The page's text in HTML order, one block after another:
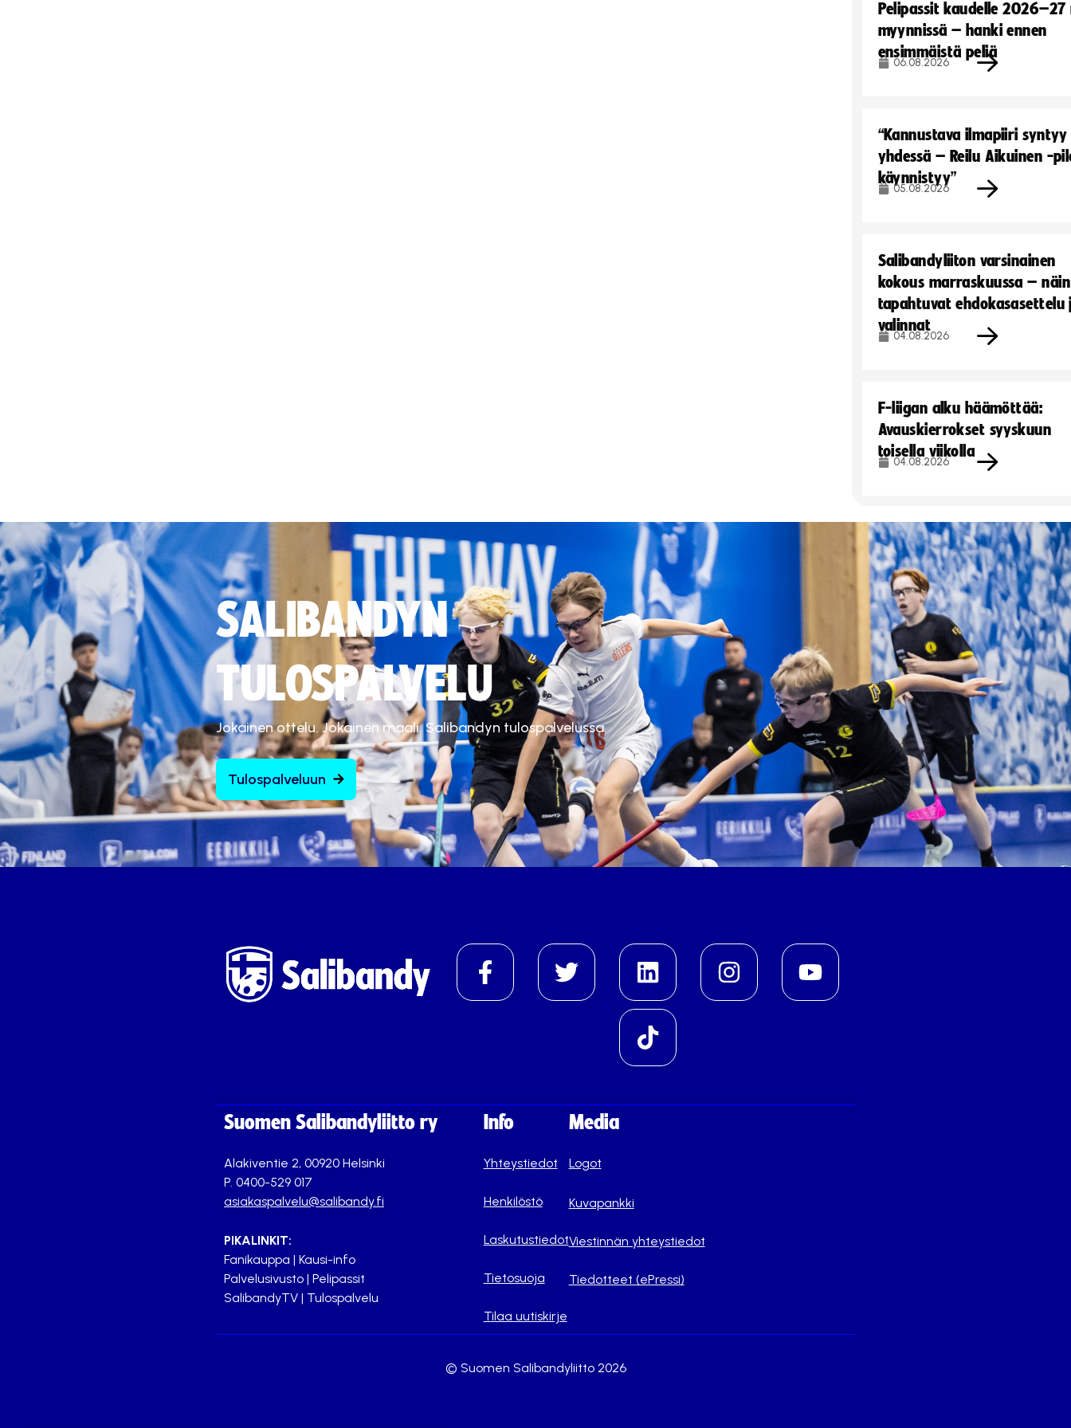
Pelipassit kaudelle
myynnissä – hanki ennen
ensimmäistä peliä
06.08.2026
“Kannustava ilmapiiri syntyy
yhdessä – Reilu Aikuinen -
käynnistyy”
05.08.2026
Salibandyliiton varsinainen
kokous marraskuussa – näin
tapahtuvat ehdokasasettelu
valinnat
04.08.2026
F-liigan alku häämöttää:
Avauskierrokset syyskuun
toisella viikolla
04.08.2026
SALIBANDYN
TULOSPALVELU
Jokainen ottelu. Jokainen maali. Salibandyn tulospalvelussa.
Tulospalveluun
Suomen Salibandyliitto ry
Alakiventie 2, 00920 Helsinki
P. 0400-529 017
asiakaspalvelu@salibandy.fi
PIKALINKIT:
Fanikauppa | Kausi-info
Palvelusivusto | Pelipassit
SalibandyTV | Tulospalvelu
Info
Yhteystiedot
Henkilöstö
Laskutustiedot
Tietosuoja
Tilaa uutiskirje
Media
Logot
Kuvapankki
Viestinnän yhteystiedot
Tiedotteet (ePressi)
© Suomen Salibandyliitto 2026